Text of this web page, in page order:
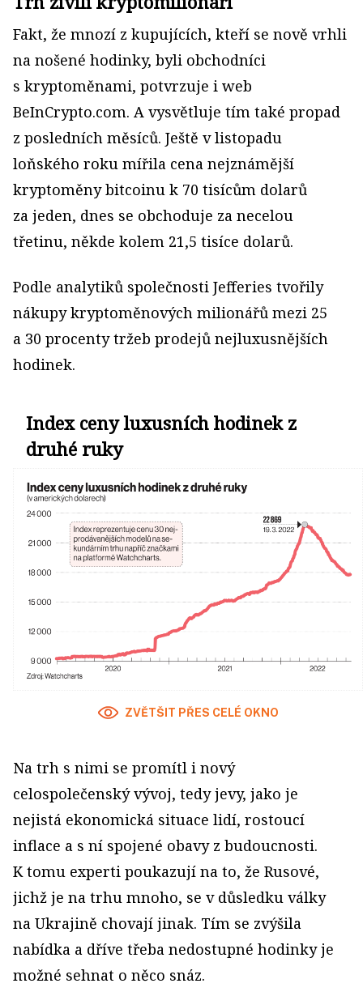
Fakt, že mnozí z kupujících, kteří se nově vrhli
na nošené hodinky, byli obchodníci
s kryptoměnami, potvrzuje i web
BeInCrypto.com. A vysvětluje tím také propad
z posledních měsíců. Ještě v listopadu
loňského roku mířila cena nejznámější
kryptoměny bitcoinu k 70 tisícům dolarů
za jeden, dnes se obchoduje za necelou
třetinu, někde kolem 21,5 tisíce dolarů.
Podle analytiků společnosti Jefferies tvořily
nákupy kryptoměnových milionářů mezi 25
a 30 procenty tržeb prodejů nejluxusnějších
hodinek.
Index ceny luxusních hodinek z
druhé ruky
ZVĚTŠIT PŘES CELÉ OKNO
Na trh s nimi se promítl i nový
celospolečenský vývoj, tedy jevy, jako je
nejistá ekonomická situace lidí, rostoucí
inflace a s ní spojené obavy z budoucnosti.
K tomu experti poukazují na to, že Rusové,
jichž je na trhu mnoho, se v důsledku války
na Ukrajině chovají jinak. Tím se zvýšila
nabídka a dříve třeba nedostupné hodinky je
možné sehnat o něco snáz.